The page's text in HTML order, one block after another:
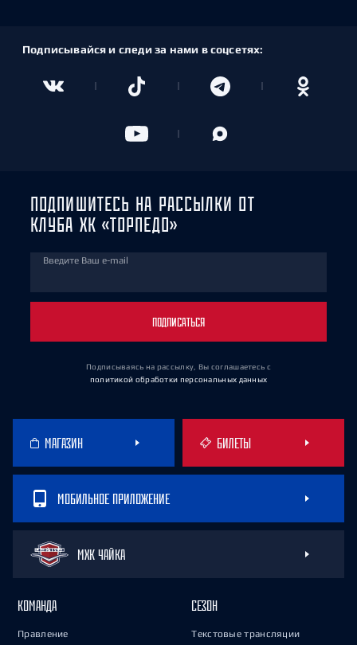
Подписывайся и следи за нами в соцсетях:
ПОДПИШИТЕСЬ НА РАССЫЛКИ ОТ
КЛУБА ХК «ТОРПЕДО»
Введите Ваш e-mail
ПОДПИСАТЬСЯ
Подписываясь на рассылку, Вы соглашаетесь с
политикой обработки персональных данных
МАГАЗИН БИЛЕТЫ
МОБИЛЬНОЕ ПРИЛОЖЕНИЕ
МХК ЧАЙКА
КОМАНДА
Правление
СЕЗОН
Текстовые трансляции